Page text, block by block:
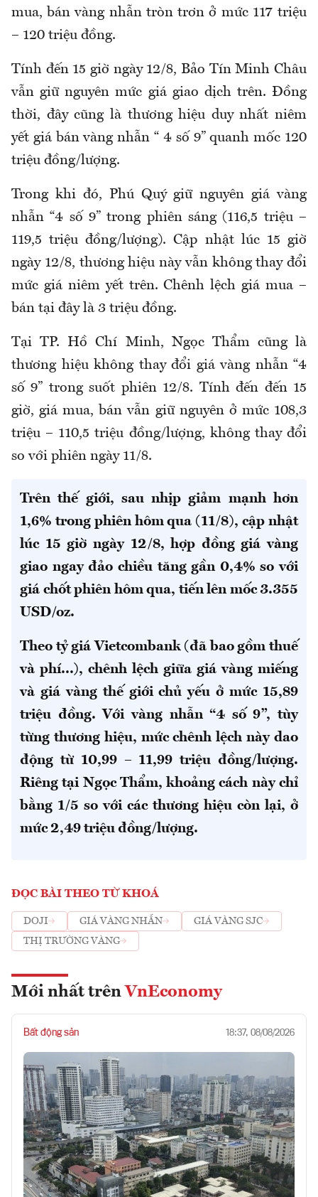
mua, bán vàng nhẫn tròn trơn ở mức 117 triệu
– 120 triệu đồng.
Tính đến 15 giờ ngày 12/8, Bảo Tín Minh Châu
vẫn giữ nguyên mức giá giao dịch trên. Đồng
thời, đây cũng là thương hiệu duy nhất niêm
yết giá bán vàng nhẫn “ 4 số 9” quanh mốc 120
triệu đồng/lượng.
Trong khi đó, Phú Quý giữ nguyên giá vàng
nhẫn “4 số 9” trong phiên sáng (116,5 triệu –
119,5 triệu đồng/lượng). Cập nhật lúc 15 giờ
ngày 12/8, thương hiệu này vẫn không thay đổi
mức giá niêm yết trên. Chênh lệch giá mua –
bán tại đây là 3 triệu đồng.
Tại TP. Hồ Chí Minh, Ngọc Thẩm cũng là
thương hiệu không thay đổi giá vàng nhẫn “4
số 9” trong suốt phiên 12/8. Tính đến đến 15
giờ, giá mua, bán vẫn giữ nguyên ở mức 108,3
triệu – 110,5 triệu đồng/lượng, không thay đổi
so với phiên ngày 11/8.
Trên thế giới, sau nhịp giảm mạnh hơn
1,6% trong phiên hôm qua (11/8), cập nhật
lúc 15 giờ ngày 12/8, hợp đồng giá vàng
giao ngay đảo chiều tăng gần 0,4% so với
giá chốt phiên hôm qua, tiến lên mốc 3.355
USD/oz.
Theo tỷ giá Vietcombank (đã bao gồm thuế
và phí...), chênh lệch giữa giá vàng miếng
và giá vàng thế giới chủ yếu ở mức 15,89
triệu đồng. Với vàng nhẫn “4 số 9”, tùy
từng thương hiệu, mức chênh lệch này dao
động từ 10,99 – 11,99 triệu đồng/lượng.
Riêng tại Ngọc Thẩm, khoảng cách này chỉ
bằng 1/5 so với các thương hiệu còn lại, ở
mức 2,49 triệu đồng/lượng.
ĐỌC BÀI THEO TỪ KHOÁ
DOJI GIÁ VÀNG NHẪN
GIÁ VÀNG SJC
THỊ TRƯỜNG VÀNG
Mới nhất trên VnEconomy
Bất động sản 18:37, 08/08/2026